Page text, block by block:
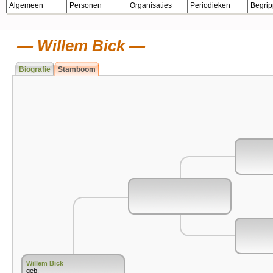
Algemeen Personen Organisaties Periodieken
Willem Bick
Biografie Stamboom
Willem Bick
geb.